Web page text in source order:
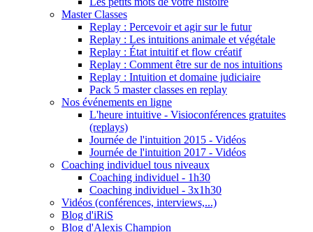
Master Classes
Replay : Percevoir et agir sur le futur
Replay : Les intuitions animale et végétale
Replay : État intuitif et flow créatif
Replay : Comment être sur de nos intuitions
Replay : Intuition et domaine judiciaire
Pack 5 master classes en replay
Nos événements en ligne
L'heure intuitive - Visioconférences gratuites
(replays)
Journée de l'intuition 2015 - Vidéos
Journée de l'intuition 2017 - Vidéos
Coaching individuel tous niveaux
Coaching individuel - 1h30
Coaching individuel - 3x1h30
Vidéos (conférences, interviews,...)
Blog d'iRiS
Blog d'Alexis Champion